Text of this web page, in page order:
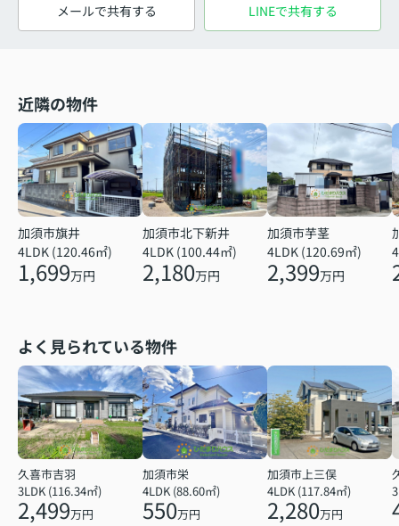
メールで共有する LINEで共有する
近隣の物件
加須市旗井
4LDK (120.46㎡)
1,699万円
加須市北下新井
4LDK (100.44㎡)
2,180万円
加須市芋茎
4LDK (120.69㎡)
2,399万円
よく見られている物件
久喜市吉羽
3LDK (116.34㎡)
2,499万円
加須市栄
4LDK (88.60㎡)
550万円
加須市上三俣
4LDK (117.84㎡)
2,280万円